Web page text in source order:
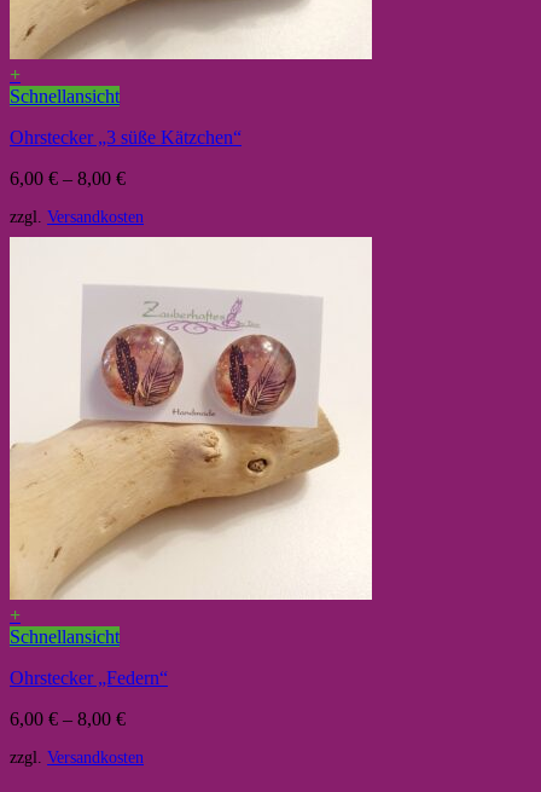
+
Schnellansicht
Ohrstecker „3 süße Kätzchen“
6,00 € – 8,00 €
zzgl. Versandkosten
+
Schnellansicht
Ohrstecker „Federn“
6,00 € – 8,00 €
zzgl. Versandkosten